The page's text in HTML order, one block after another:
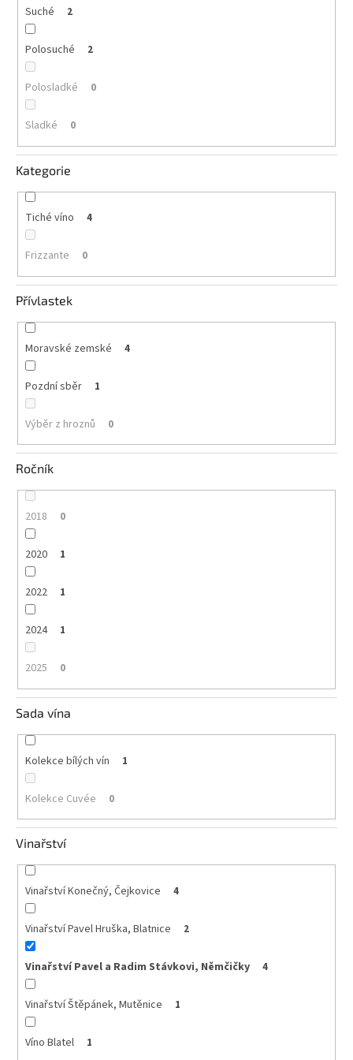
Suché 2
Polosuché 2
Polosladké 0
Sladké 0
Kategorie
Tiché víno 4
Frizzante 0
Přívlastek
Moravské zemské 4
Pozdní sběr 1
Výběr z hroznů 0
Ročník
2018 0
2020 1
2022 1
2024 1
2025 0
Sada vína
Kolekce bílých vín 1
Kolekce Cuvée 0
Vinařství
Vinařství Konečný, Čejkovice 4
Vinařství Pavel Hruška, Blatnice 2
Vinařství Pavel a Radim Stávkovi, Němčičky 4
Vinařství Štěpánek, Mutěnice 1
Víno Blatel 1